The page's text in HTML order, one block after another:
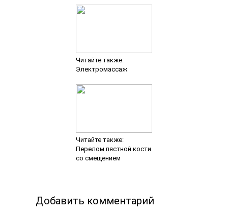
Читайте также:
Электромассаж
Читайте также:
Перелом пястной кости
со смещением
Добавить комментарий